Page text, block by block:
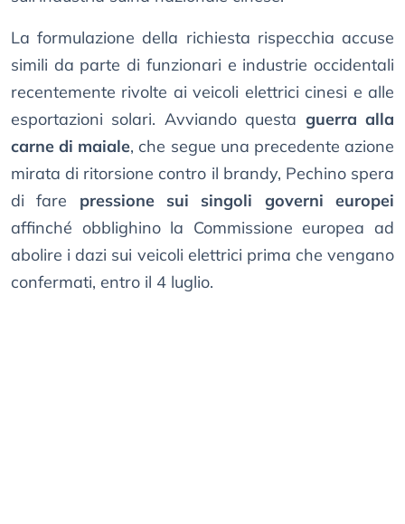
La formulazione della richiesta rispecchia accuse
simili da parte di funzionari e industrie occidentali
recentemente rivolte ai veicoli elettrici cinesi e alle
esportazioni solari. Avviando questa guerra alla
carne di maiale, che segue una precedente azione
mirata di ritorsione contro il brandy, Pechino spera
di fare pressione sui singoli governi europei
affinché obblighino la Commissione europea ad
abolire i dazi sui veicoli elettrici prima che vengano
confermati, entro il 4 luglio.